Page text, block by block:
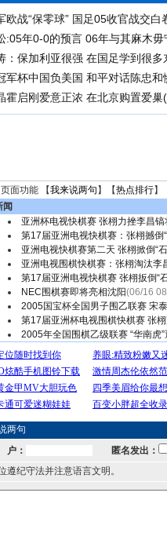
欧战“保零球” 国足05收官战交白
:05年0-0的预言 06年与其麻木毋
：保加利亚很强 在国足学到很多
军杯中国负美国 和平对话陈忠和
霍启刚爱意正浓 在北京购置爱巢
页面功能 【我来说两句 】【热点排行】
闻
亚洲杯电视快棋赛 张栩力挫李昌镐
第17届亚洲电视快棋赛：张栩撼倒
亚洲电视快棋赛第二天 张栩掀倒“
亚洲电视围棋快棋赛：张栩淘汰李
第17届亚洲电视快棋赛 张栩扳倒“
NEC围棋赛即将亮相沈阳(06/16
2005国宝杯全国男子围乙联赛 宋
第17届亚洲杯电视围棋快棋赛 张
2005年全国围棋乙级联赛 “华南虎
两句
：
匿名发出：
遵纪守法并注意语言文明。